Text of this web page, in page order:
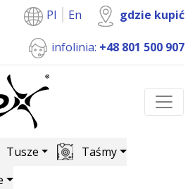
Pl En gdzie kupić
infolinia: +48 801 500 907
Tusze
Taśmy